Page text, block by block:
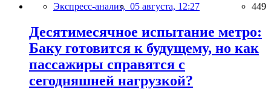
Экспресс-анализ, 05 августа, 12:27 449
Десятимесячное испытание метро:
Баку готовится к будущему, но как
пассажиры справятся с
сегодняшней нагрузкой?